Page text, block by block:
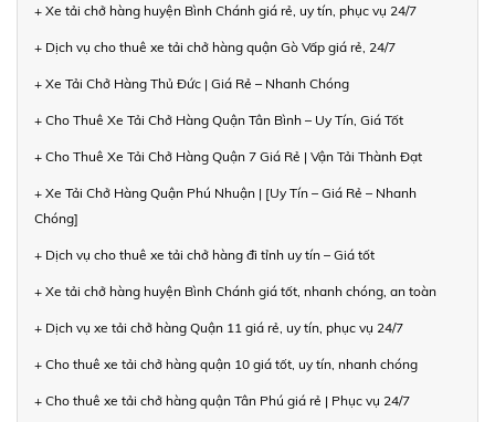
+ Xe tải chở hàng huyện Bình Chánh giá rẻ, uy tín, phục vụ 24/7
+ Dịch vụ cho thuê xe tải chở hàng quận Gò Vấp giá rẻ, 24/7
+ Xe Tải Chở Hàng Thủ Đức | Giá Rẻ – Nhanh Chóng
+ Cho Thuê Xe Tải Chở Hàng Quận Tân Bình – Uy Tín, Giá Tốt
+ Cho Thuê Xe Tải Chở Hàng Quận 7 Giá Rẻ | Vận Tải Thành Đạt
+ Xe Tải Chở Hàng Quận Phú Nhuận | [Uy Tín – Giá Rẻ – Nhanh
Chóng]
+ Dịch vụ cho thuê xe tải chở hàng đi tỉnh uy tín – Giá tốt
+ Xe tải chở hàng huyện Bình Chánh giá tốt, nhanh chóng, an toàn
+ Dịch vụ xe tải chở hàng Quận 11 giá rẻ, uy tín, phục vụ 24/7
+ Cho thuê xe tải chở hàng quận 10 giá tốt, uy tín, nhanh chóng
+ Cho thuê xe tải chở hàng quận Tân Phú giá rẻ | Phục vụ 24/7